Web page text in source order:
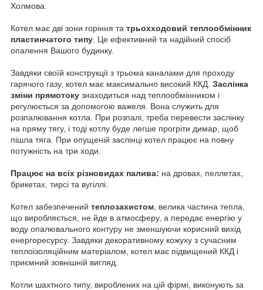
Холмова.
Котел має дві зони горіння та трьохходовий теплообмінник
пластинчатого типу . Це ефективний та надійний спосіб
опалення Вашого будинку.
Завдяки своїй конструкції з трьома каналами для проходу
гарячого газу, котел має максимально високий ККД. Заслінка
зміни прямотоку знаходиться над теплообмінником і
регулюється за допомогою важеля. Вона служить для
розпалювання котла. При розпалі, треба перевести заслінку
на пряму тягу, і тоді котлу буде легше прогріти димар, щоб
пішла тяга. При опущеній заслінці котел працює на повну
потужність на три ходи.
Працює на всіх різновидах палива: на дровах, пеллетах,
брикетах, тирсі та вугіллі.
Котел забезпечений теплозахистом , велика частина тепла,
що виробляється, не йде в атмосферу, а передає енергію у
воду опалювального контуру не зменшуючи корисний вихід
енергоресурсу. Завдяки декоративному кожуху з сучасним
теплоізоляційним матеріалом, котел має підвищений ККД і
приємний зовнішній вигляд.
Котли шахтного типу, вироблених на цій фірмі, виконують за